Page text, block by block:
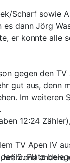
Scharf sowie
dann Jörg
er konnte alle
gegen den
gut aus, denn
Im
12:24
TV Apen IV
2. Platz